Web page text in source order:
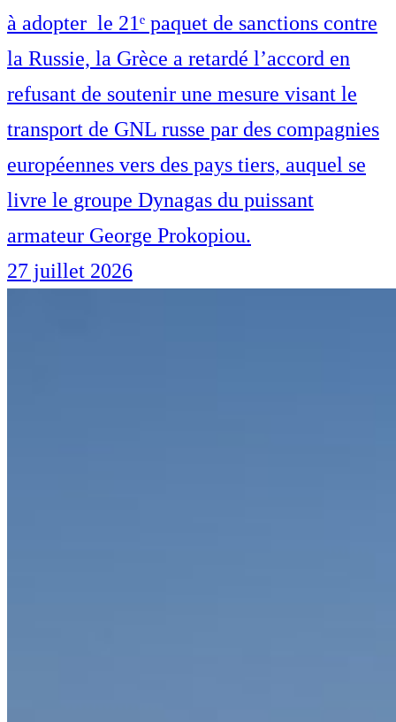
à adopter le 21ᵉ paquet de sanctions contre
la Russie, la Grèce a retardé l’accord en
refusant de soutenir une mesure visant le
transport de GNL russe par des compagnies
européennes vers des pays tiers, auquel se
livre le groupe Dynagas du puissant
armateur George Prokopiou.
27 juillet 2026